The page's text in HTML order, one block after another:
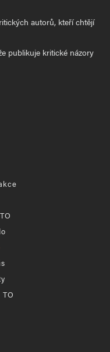
autorů, kteří chtějí
publikuje kritické názory